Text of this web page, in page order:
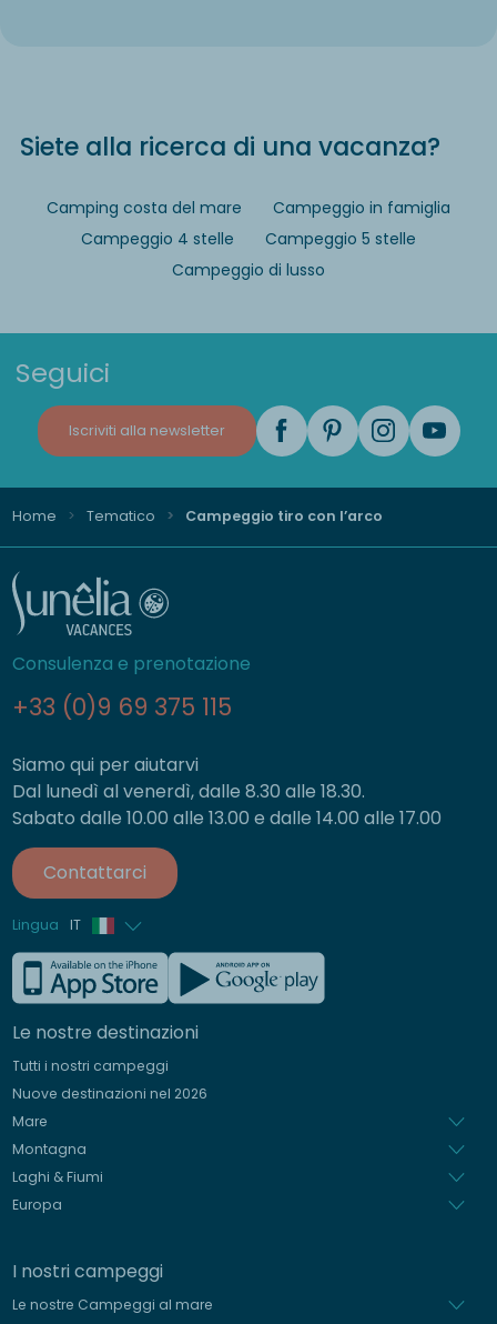
Siete alla ricerca di una vacanza?
Camping costa del mare
Campeggio in famiglia
Campeggio 4 stelle
Campeggio 5 stelle
Campeggio di lusso
Seguici
Iscriviti alla newsletter
Home Tematico Campeggio tiro con l’arco
Consulenza e prenotazione
+33 (0)9 69 375 115
Siamo qui per aiutarvi
Dal lunedì al venerdì, dalle 8.30 alle 18.30.
Sabato dalle 10.00 alle 13.00 e dalle 14.00 alle 17.00
Contattarci
Lingua IT
Francese
Inglese
Tedesco
Spagnolo
Le nostre destinazioni
Tutti i nostri campeggi
Nuove destinazioni nel 2026
Mare
Montagna
Laghi & Fiumi
Europa
I nostri campeggi
Le nostre Campeggi al mare